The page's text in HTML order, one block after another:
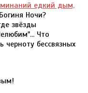
едкий дым,
Ночи?
звёзды
Что
бессвязных